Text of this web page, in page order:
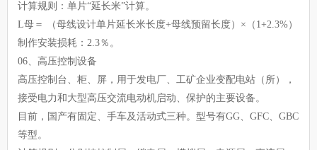
计算规则：单片“延长米”计算。
L母＝ （母线设计单片延长米长度+母线预留长度）×（1+2.3%）
制作安装损耗：2.3％。
06、高压控制设备
高压控制台、柜、屏，用于发电厂、工矿企业变配电站（所），
接受电力和大型高压交流电动机启动、保护的主要设备。
目前，国产有固定、手车及活动式三种。型号有GG、GFC、GBC
等型。